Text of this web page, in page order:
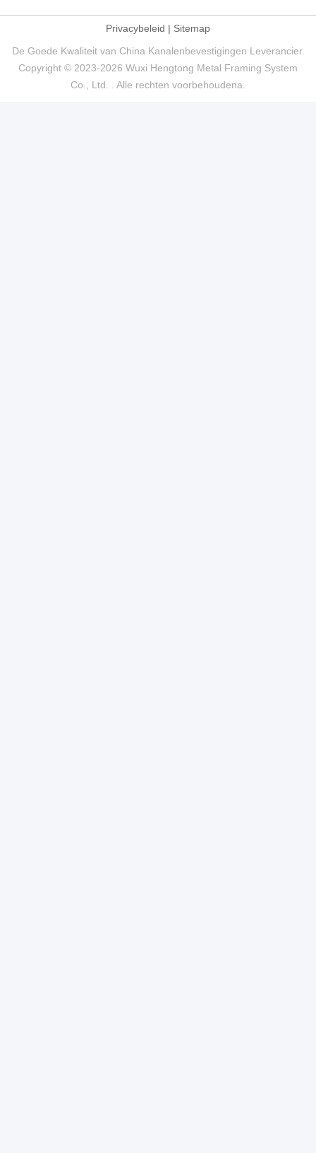
Privacybeleid | Sitemap
De Goede Kwaliteit van China Kanalenbevestigingen Leverancier.
Copyright © 2023-2026 Wuxi Hengtong Metal Framing System
Co., Ltd. . Alle rechten voorbehoudena.